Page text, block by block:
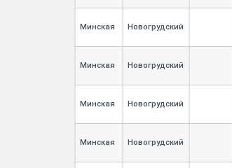
Минская Новогрудский
Минская Новогрудский
Минская Новогрудский
Минская Новогрудский